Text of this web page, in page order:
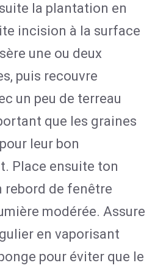
la plantation en
incision à la surface
une ou deux
puis recouvre
un peu de terreau
que les graines
leur bon
Place ensuite ton
rebord de fenêtre
modérée. Assure
en vaporisant
pour éviter que le